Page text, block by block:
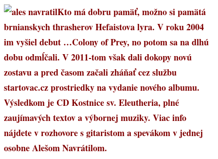
Kto má dobru pamäť, možno si pamätá
brnianskych thrasherov Hefaistova lyra. V roku 2004
im vyšiel debut …Colony of Prey, no potom sa na dlhú
dobu odmĺčali. V 2011-tom však dali dokopy novú
zostavu a pred časom začali zháňať cez službu
startovac.cz prostriedky na vydanie nového albumu.
Výsledkom je CD Kostnice sv. Eleutheria, plné
zaujímavých textov a výbornej muziky. Viac info
nájdete v rozhovore s gitaristom a spevákom v jednej
osobne Alešom Navrátilom.